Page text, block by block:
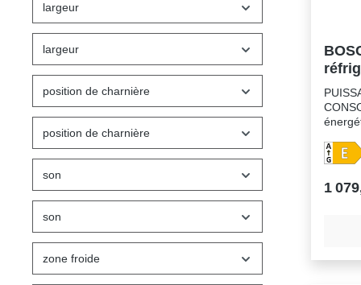
largeur
largeur
position de charnière
position de charnière
son
son
zone froide
kWh/
de la
1